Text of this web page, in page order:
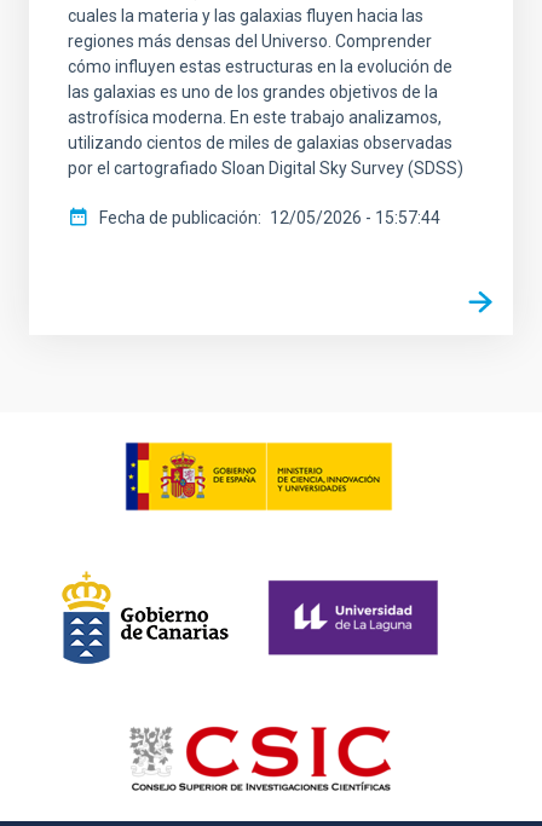
cuales la materia y las galaxias fluyen hacia las
regiones más densas del Universo. Comprender
cómo influyen estas estructuras en la evolución de
las galaxias es uno de los grandes objetivos de la
astrofísica moderna. En este trabajo analizamos,
utilizando cientos de miles de galaxias observadas
por el cartografiado Sloan Digital Sky Survey (SDSS)
Fecha de publicación 12/05/2026 - 15:57:44